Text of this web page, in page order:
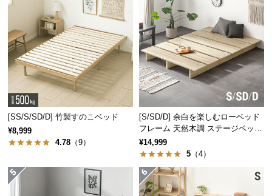
ー
ビ
ス
に
い
て
搬
経
[SS/S/SD/D] 竹製すのこベッド
¥8,999
4.78 （9）
[S/SD/D] 余白を楽しむローベッド
フレーム 天然木調 ステージベッド
ロボット掃除機対応
¥14,999
5 （4）